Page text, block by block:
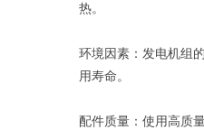
热。
环境因素：发电机组
用寿命。
配件质量：使用高质